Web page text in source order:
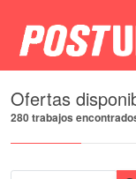
Ofertas
280 trabajos